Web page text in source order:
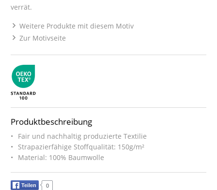
verrät.
Weitere Produkte mit diesem Motiv
Zur Motivseite
Produktbeschreibung
Fair und nachhaltig produzierte Textilie
Strapazierfähige Stoffqualität: 150g/m²
Material: 100% Baumwolle
Teilen 0